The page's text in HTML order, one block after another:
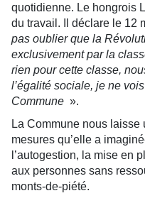
quotidienne. Le hongrois
du travail. Il déclare le 12
pas oublier que la
exclusivement par la
rien pour cette classe,
l’égalité sociale, je ne
Commune ».
La Commune nous
mesures qu’elle a
l’autogestion, la mise en
aux personnes sans
monts-de-piété.